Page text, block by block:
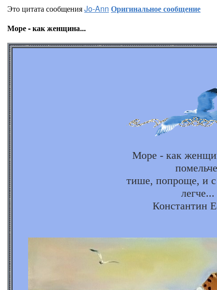
Это цитата сообщенияJo-Ann Оригинальное сообщение
Море - как женщина...
Море - как
тише, попроще, и
легче...
Константин